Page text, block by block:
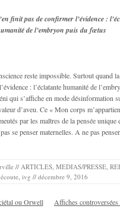
finit pas de confirmer l’évidence :
de l’embryon puis du fœtus
reste impossible. Surtout quand la
: l’éclatante humanité de
qui s’affiche en mode désinformation
d’aveu. Ce « Mon corps
par les maîtres de la pensée unique
se penser maternelles. A ne pas
// ARTICLES, MEDIAS/PRESSE,
écoute, ivg // décembre 9, 2016
ou Orwell
Affiches